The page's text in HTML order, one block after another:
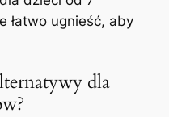
łatwo ugnieść, aby
dla